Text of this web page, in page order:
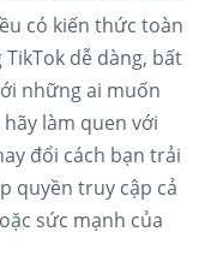
có kiến ​​thức toàn
dễ dàng, bất
những ai muốn
làm quen với
đổi cách bạn trải
quyền truy cập cả
sức mạnh của